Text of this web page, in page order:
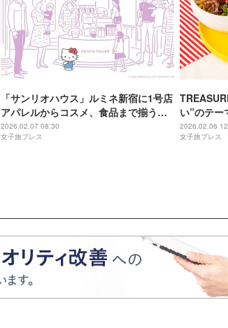
「サンリオハウス」ルミネ新宿に1号店
アパレルからコスメ、食品まで揃う新
ブランドストア
2026.02.07 08:30
女子旅プレス
い”のテー
TEUMEを
2026.02.06
女子旅プレス